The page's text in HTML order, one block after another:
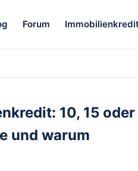
Forum
10, 15
und warum